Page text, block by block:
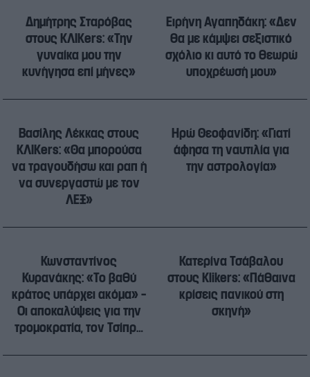
Δημήτρης Σταρόβας
στους ΚΛΙΚers: «Την
γυναίκα μου την
κυνήγησα επί μήνες»
Ειρήνη Αγαπηδάκη: «Δεν
θα με κάμψει σεξιστικό
σχόλιο κι αυτό το θεωρώ
υποχρέωσή μου»
Βασίλης Λέκκας στους
ΚΛΙΚers: «Θα μπορούσα
να τραγουδήσω και ραπ ή
να συνεργαστώ με τον
ΛΕΞ»
Ηρώ Θεοφανίδη: «Γιατί
άφησα τη ναυτιλία για
την αστρολογία»
Κωνσταντίνος
Κυρανάκης: «Το βαθύ
κράτος υπάρχει ακόμα» –
Οι αποκαλύψεις για την
τρομοκρατία, τον Τσίπρα
αλλάξουν στην Ελλάδα
Κατερίνα Τσάβαλου
στους Klikers: «Πάθαινα
κρίσεις πανικού στη
σκηνή»